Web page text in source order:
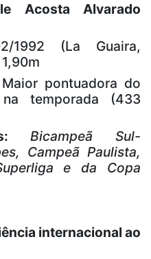
Acosta Alvarado
1992 (La Guaira,
1,90m
Maior pontuadora do
temporada (433
Bicampeã Sul-
Campeã Paulista,
e da Copa
internacional ao